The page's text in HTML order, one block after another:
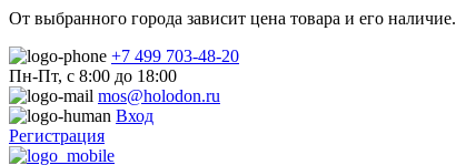
От выбранного города зависит цена товара и его наличие.
+7 499 703-48-20
Пн-Пт, с 8:00 до 18:00
mos@holodon.ru
Вход
Регистрация